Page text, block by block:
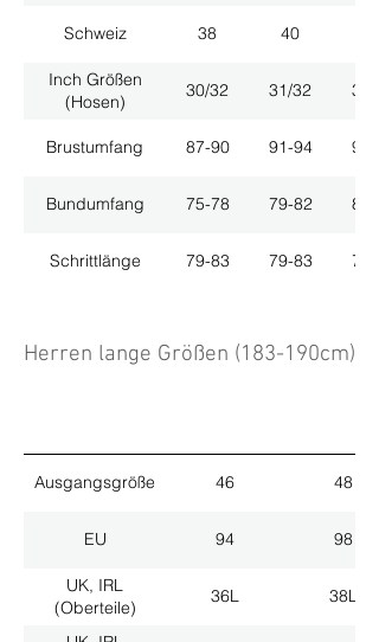
Schweiz 38 40
Inch Größen
(Hosen)
30/32 31/32 33/
Brustumfang 87-90 91-94 95-
Bundumfang 75-78 79-82 83-
Schrittlänge 79-83 79-83 79-
Herren lange Größen (183-190cm)
Ausgangsgröße 46 48
EU 94 98
UK, IRL
(Oberteile)
36L 38L